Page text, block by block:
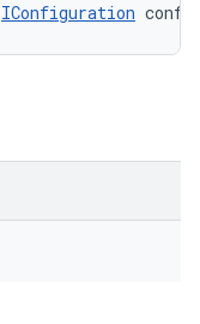
IConfiguration